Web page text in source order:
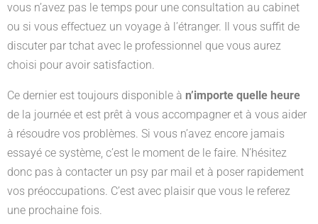
vous n’avez pas le temps pour une consultation au cabinet
ou si vous effectuez un voyage à l’étranger. Il vous suffit de
discuter par tchat avec le professionnel que vous aurez
choisi pour avoir satisfaction.
Ce dernier est toujours disponible à n’importe quelle heure
de la journée et est prêt à vous accompagner et à vous aider
à résoudre vos problèmes. Si vous n’avez encore jamais
essayé ce système, c’est le moment de le faire. N’hésitez
donc pas à contacter un psy par mail et à poser rapidement
vos préoccupations. C’est avec plaisir que vous le referez
une prochaine fois.